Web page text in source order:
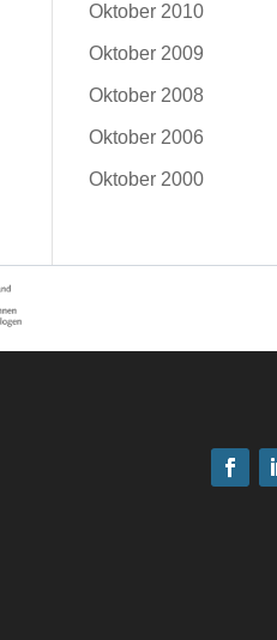
Oktober 2010
Oktober 2009
Oktober 2008
Oktober 2006
Oktober 2000